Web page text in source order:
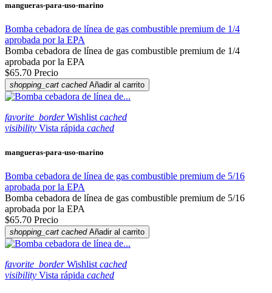
mangueras-para-uso-marino
Bomba cebadora de línea de gas combustible premium de 1/4
aprobada por la EPA
Bomba cebadora de línea de gas combustible premium de 1/4
aprobada por la EPA
$65.70 Precio
shopping_cart cached Añadir al carrito
favorite_border Wishlist cached
visibility Vista rápida cached
mangueras-para-uso-marino
Bomba cebadora de línea de gas combustible premium de 5/16
aprobada por la EPA
Bomba cebadora de línea de gas combustible premium de 5/16
aprobada por la EPA
$65.70 Precio
shopping_cart cached Añadir al carrito
favorite_border Wishlist cached
visibility Vista rápida cached